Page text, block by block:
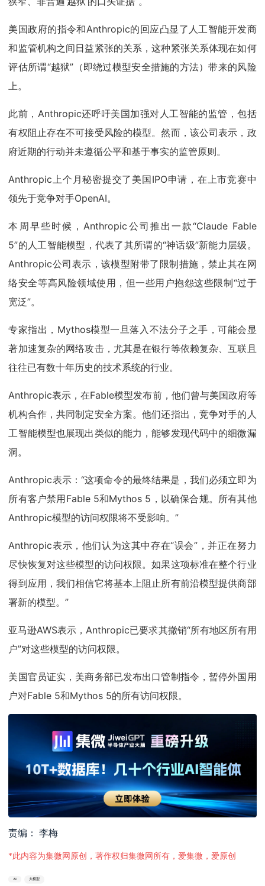
美国政府的指令和Anthropic的回应凸显了人工智能开发商
和监管机构之间日益紧张的关系，这种紧张关系体现在如何
评估所谓“越狱”（即绕过模型安全措施的方法）带来的风险
上。
此前，Anthropic还呼吁美国加强对人工智能的监管，包括
有权阻止存在不可接受风险的模型。然而，该公司表示，政
府近期的行动并未遵循公平和基于事实的监管原则。
Anthropic上个月秘密提交了美国IPO申请，在上市竞赛中
领先于竞争对手OpenAI。
本周早些时候，Anthropic公司推出一款“Claude Fable
5”的人工智能模型，代表了其所谓的“神话级”新能力层级。
Anthropic公司表示，该模型附带了限制措施，禁止其在网
络安全等高风险领域使用，但一些用户抱怨这些限制“过于
宽泛”。
专家指出，Mythos模型一旦落入不法分子之手，可能会显
著加速复杂的网络攻击，尤其是在银行等依赖复杂、互联且
往往已有数十年历史的技术系统的行业。
Anthropic表示，在Fable模型发布前，他们曾与美国政府等
机构合作，共同制定安全方案。他们还指出，竞争对手的人
工智能模型也展现出类似的能力，能够发现代码中的细微漏
洞。
Anthropic表示：“这项命令的最终结果是，我们必须立即为
所有客户禁用Fable 5和Mythos 5，以确保合规。所有其他
Anthropic模型的访问权限将不受影响。”
Anthropic表示，他们认为这其中存在“误会”，并正在努力
尽快恢复对这些模型的访问权限。如果这项标准在整个行业
得到应用，我们相信它将基本上阻止所有前沿模型提供商部
署新的模型。”
亚马逊AWS表示，Anthropic已要求其撤销“所有地区所有用
户”对这些模型的访问权限。
美国官员证实，美商务部已发布出口管制指令，暂停外国用
户对Fable 5和Mythos 5的所有访问权限。
责编： 李梅
*此内容为集微网原创，著作权归集微网所有，爱集微，爱原创
AI 大模型